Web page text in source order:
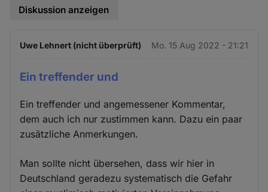
Diskussion anzeigen
Uwe Lehnert (nicht überprüft) Mo. 15 Aug 2022 - 21:21
Ein treffender und
Ein treffender und angemessener Kommentar,
dem auch ich nur zustimmen kann. Dazu ein paar
zusätzliche Anmerkungen.
Man sollte nicht übersehen, dass wir hier in
Deutschland geradezu systematisch die Gefahr